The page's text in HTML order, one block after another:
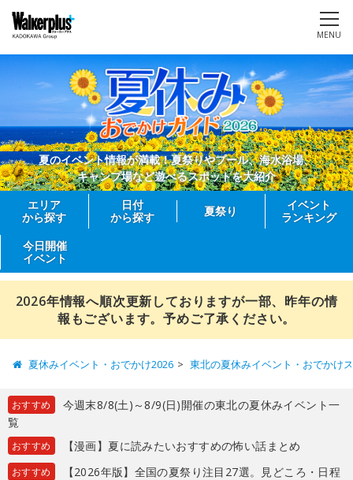
MENU
夏のイベント情報が満載！夏祭りやプール、海水浴場、
キャンプ場など遊べるスポットを大紹介
エリア
から探す
日付
から探す
夏祭り
イベント
ランキング
今日開催
イベント
2026年情報へ順次更新しておりますが一部、昨年の情
報もございます。予めご了承ください。
夏休みイベント・おでかけ2026 東北の夏休みイベント・おでかけ
おすすめ
今週末8/8(土)～8/9(日)開催の東北の夏休みイベント一
覧
おすすめ 【漫画】夏に読みたいおすすめの怖い話まとめ
おすすめ
【2026年版】全国の夏祭り注目27選。見どころ・日程